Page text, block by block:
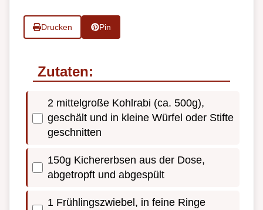
Drucken Pin
Zutaten:
2 mittelgroße Kohlrabi (ca. 500g),
geschält und in kleine Würfel oder Stifte
geschnitten
150g Kichererbsen aus der Dose,
abgetropft und abgespült
1 Frühlingszwiebel, in feine Ringe